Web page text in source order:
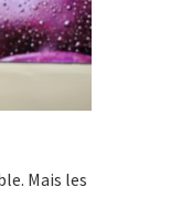
Mais les